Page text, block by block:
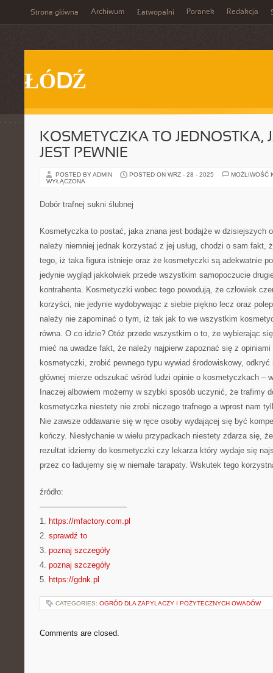
Strona główna Archiwum Łatwopalni Poranek Redakcja
ŁÓDŹ
KOSMETYCZKA TO JEDNOSTKA,
JEST PEWNIE
POSTED BY ADMIN POSTED ON WRZ - 28 - 2025
MOŻLIWOŚĆ
WYŁĄCZONA
Dobór trafnej sukni ślubnej
Kosmetyczka to postać, jaka znana jest bodajże w dzisiejszych
należy niemniej jednak korzystać z jej usług, chodzi o sam fakt,
tego, iż taka figura istnieje oraz że kosmetyczki są adekwatnie
jedynie wygląd jakkolwiek przede wszystkim samopoczucie
kontrahenta. Kosmetyczki wobec tego powodują, że człowiek
korzyści, nie jedynie wydobywając z siebie piękno lecz oraz
należy nie zapominać o tym, iż tak jak to we wszystkim
równa. O co idzie? Otóż przede wszystkim o to, że wybierając
mieć na uwadze fakt, że należy najpierw zapoznać się z opiniami
kosmetyczki, zrobić pewnego typu wywiad środowiskowy,
głównej mierze odszukać wśród ludzi opinie o kosmetyczkach –
Inaczej albowiem możemy w szybki sposób uczynić, że trafimy
kosmetyczka niestety nie zrobi niczego trafnego a wprost nam
Nie zawsze oddawanie się w ręce osoby wydającej się być
kończy. Niesłychanie w wielu przypadkach niestety zdarza się,
rezultat idziemy do kosmetyczki czy lekarza który wydaje się
przez co ładujemy się w niemałe tarapaty. Wskutek tego
źródło:
———————————
1. https://mfactory.com.pl
2. sprawdź to
3. poznaj szczegóły
4. poznaj szczegóły
5. https://gdnk.pl
CATEGORIES: OGRÓD DLA ZAPYLACZY I POŻYTECZNYCH OWADÓW
Comments are closed.